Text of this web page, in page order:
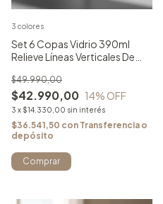
Set 6 Copas Vidrio 390ml
Relieve Líneas Verticales De
$42.990,00
$49.990,00
14% OFF
3 x $14.330,00 sin interés
$36.541,50 con Transferencia o
depósito
3 colores
Comprar